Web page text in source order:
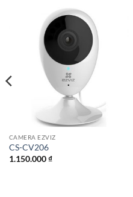
CAMERA EZVIZ
CS-CV206
1.150.000₫